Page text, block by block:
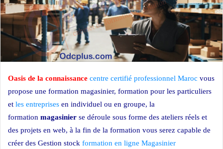
Oasis de la connaissance centre certifié professionnel Maroc vous
propose une formation magasinier, formation pour les particuliers
et les entreprises en individuel ou en groupe, la
formation magasinier se déroule sous forme des ateliers réels et
des projets en web, à la fin de la formation vous serez capable de
créer des Gestion stock formation en ligne Magasinier